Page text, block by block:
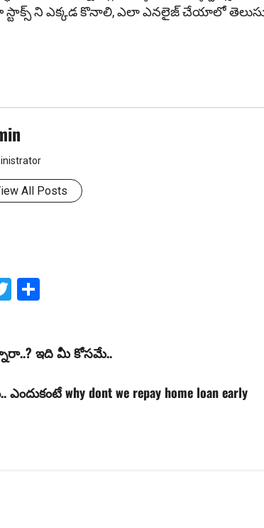
ని ఎక్కడ కొనాలి, ఎలా ఎనలైజ్ చేయాలో
All Posts
Twitter
Share
ఇది మీ కోస‌మే..
why dont we repay home loan early